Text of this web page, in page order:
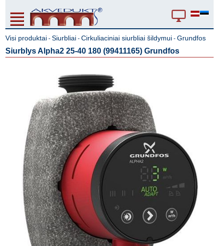
Visi produktai -Siurbliai -Cirkuliaciniai siurbliai šildymui -Grundfos
Siurblys Alpha2 25-40 180 (99411165) Grundfos